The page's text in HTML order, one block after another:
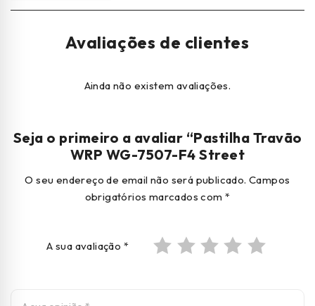
Avaliações de clientes
Ainda não existem avaliações.
Seja o primeiro a avaliar “Pastilha Travão
WRP WG-7507-F4 Street
O seu endereço de email não será publicado. Campos
obrigatórios marcados com *
A sua avaliação *